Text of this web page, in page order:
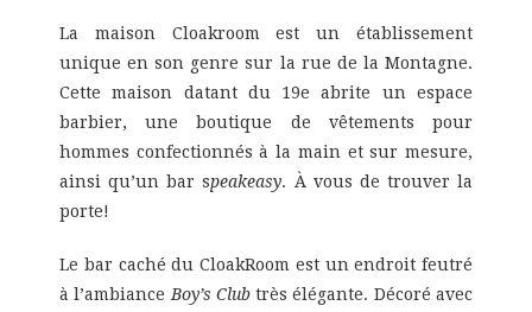
La maison Cloakroom est un établissement
unique en son genre sur la rue de la Montagne.
Cette maison datant du 19e abrite un espace
barbier, une boutique de vêtements pour
hommes confectionnés à la main et sur mesure,
ainsi qu’un bar speakeasy. À vous de trouver la
porte!
Le bar caché du CloakRoom est un endroit feutré
à l’ambiance Boy’s Clubtrès élégante. Décoré avec